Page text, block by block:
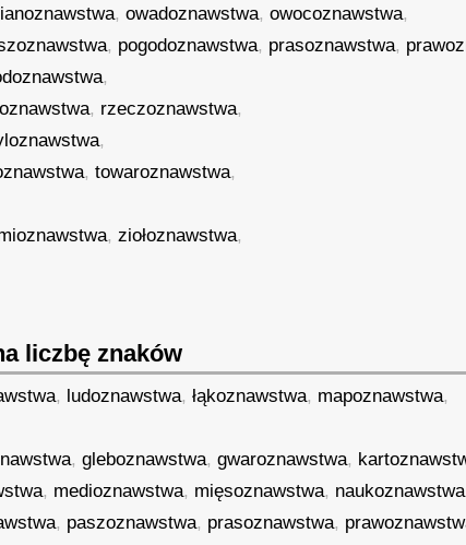
,owadoznawstwa,owocoznawstwa,
, pogodoznawstwa, prasoznawstwa,
,
, rzeczoznawstwa,
,
,towaroznawstwa,
,ziołoznawstwa,
liczbę znaków
, ludoznawstwa,łąkoznawstwa, mapoznawstwa,
,gleboznawstwa,gwaroznawstwa,
, medioznawstwa, mięsoznawstwa, naukoznawstwa
, paszoznawstwa, prasoznawstwa,